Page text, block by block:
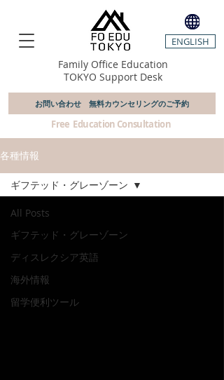
Family Office Education
TOKYO Support Desk
ENGLISH
お問い合わせ 無料カウンセリングのご予約
​ Free Education Consultation
各種情報
All Posts
ギフテッド・グレーゾーン
ディスレクシア英語
海外情報
留学便利ツール
ギフテッド・グレーゾーン